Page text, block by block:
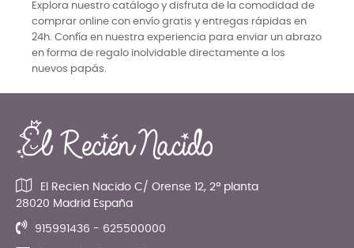
Explora nuestro catálogo y disfruta de la comodidad de
comprar online con envío gratis y entregas rápidas en
24h. Confía en nuestra experiencia para enviar un abrazo
en forma de regalo inolvidable directamente a los
nuevos papás.
El Recien Nacido C/ Orense 12, 2ª planta
28020 Madrid España
915991436 - 625500000